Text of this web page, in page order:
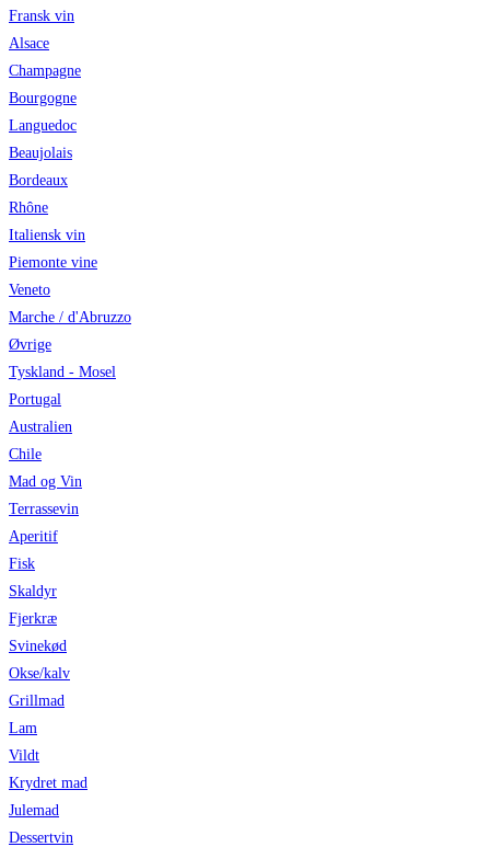
Fransk vin
Alsace
Champagne
Bourgogne
Languedoc
Beaujolais
Bordeaux
Rhône
Italiensk vin
Piemonte vine
Veneto
Marche / d'Abruzzo
Øvrige
Tyskland - Mosel
Portugal
Australien
Chile
Mad og Vin
Terrassevin
Aperitif
Fisk
Skaldyr
Fjerkræ
Svinekød
Okse/kalv
Grillmad
Lam
Vildt
Krydret mad
Julemad
Dessertvin